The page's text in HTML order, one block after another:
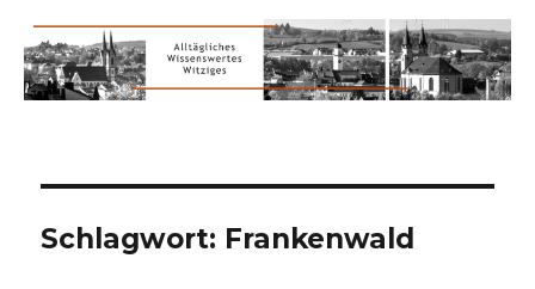
Schlagwort: Frankenwald